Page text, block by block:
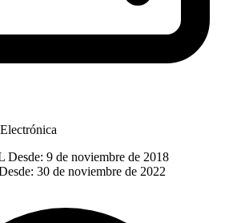
Desde: 9 de noviembre de 2018
30 de noviembre de 2022